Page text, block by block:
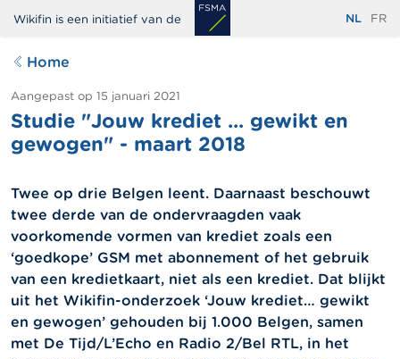
Overslaan
naar
inhoud
gaan
Wikifin is een initiatief van de NL FR
Home
Aangepast op 15 januari 2021
Studie "Jouw krediet ... gewikt en
gewogen" - maart 2018
Twee op drie Belgen leent. Daarnaast beschouwt
twee derde van de ondervraagden vaak
voorkomende vormen van krediet zoals een
‘goedkope’ GSM met abonnement of het gebruik
van een kredietkaart, niet als een krediet. Dat blijkt
uit het Wikifin-onderzoek ‘Jouw krediet… gewikt
en gewogen’ gehouden bij 1.000 Belgen, samen
met De Tijd/L’Echo en Radio 2/Bel RTL, in het